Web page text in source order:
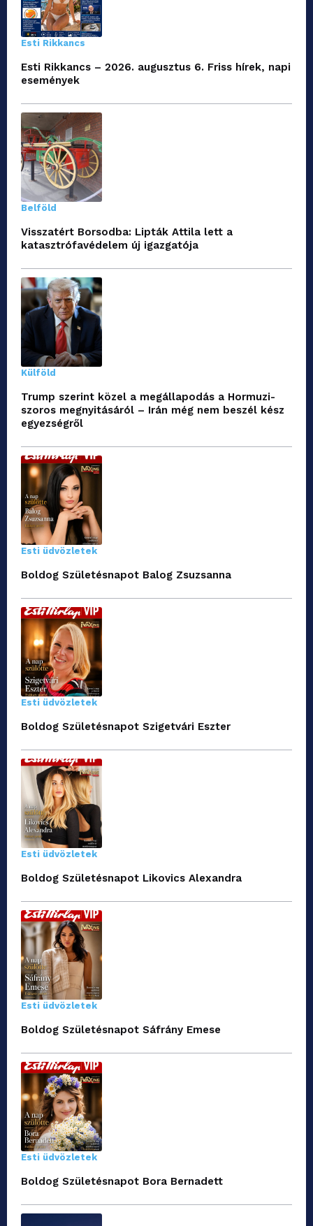
Esti Rikkancs
Esti Rikkancs – 2026. augusztus 6. Friss hírek, napi
események
Belföld
Visszatért Borsodba: Lipták Attila lett a
katasztrófavédelem új igazgatója
Külföld
Trump szerint közel a megállapodás a Hormuzi-
szoros megnyitásáról – Irán még nem beszél kész
egyezségről
Esti üdvözletek
Boldog Születésnapot Balog Zsuzsanna
Esti üdvözletek
Boldog Születésnapot Szigetvári Eszter
Esti üdvözletek
Boldog Születésnapot Likovics Alexandra
Esti üdvözletek
Boldog Születésnapot Sáfrány Emese
Esti üdvözletek
Boldog Születésnapot Bora Bernadett